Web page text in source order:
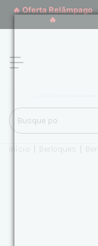
🔥 Oferta Relâmpago
🔥
Início Berloques